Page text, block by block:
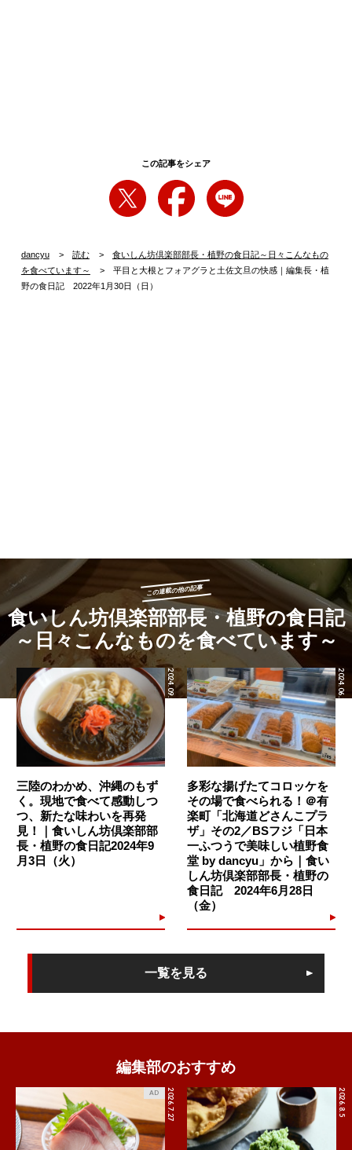
たとえば、東京・恵比寿の「小泉料理店」。小泉洋シェフが一
人でつくる料理の数々、特に食材の組み合わせやそのまとめ方
豆”から始まり、“冬野菜と酒粕スープ”“鴨焼売”“平目と大根の冷
製 フォアグラと土佐文旦”“カブと白子ムニエル 葛餡ゆずの香
り”“鰆のロースト ソースライムリーフ”“山形牛と赤牛タンの炭
どれも、香りと温度と食感のバリエーションを伴った食材の組
み合わせが楽しいのですが、中でも“平目と大根の冷製 フォア
グラと土佐文旦”は口に入れた瞬間、目を見開いてしまいまし
た。平目と大根のやさしくてしたたかな食感の組み合わせだけ
でも絶妙なのに、それらをフォアグラのコクが妖艶に絡みつつ
まとめてくれて、ふと油断すると土佐分担の爽やかな酸味が横
切る……心地よい快感に浸ってしまいました。これは日本酒
こんな斬新かつ鮮烈な料理が次々と出てくるのですが、小泉シ
ェフは何事もなかったかのように淡々飄々と料理をつくりま
す。センスと技術とフランスでの豊富な経験（料理だけでな
く、いろいろヤバい状況になったこともあるとか……）があっ
てこその料理かもしれませんが、また次が楽しみになりまし
この記事をシェア
dancyu 読む
食いしん坊倶楽部部長・植野の食日記～日々こんなもの
を食べています～
平目と大根とフォアグラと土佐文旦の快感｜編集長・植
野の食日記 2022年1月30日（日）
この連載の他の記事
食いしん坊倶楽部部長・植野の食日記
～日々こんなものを食べています～
2024.09.03
三陸のわかめ、沖縄のもず
く。現地で食べて感動しつ
つ、新たな味わいを再発
見！｜食いしん坊倶楽部部
長・植野の食日記2024年9
月3日（火）
2024.06.28
多彩な揚げたてコロッケを
その場で食べられる！＠有
楽町「北海道どさんこプラ
ザ」その2／BSフジ「日本
一ふつうで美味しい植野食
堂 by dancyu」から｜食い
しん坊倶楽部部長・植野の
食日記 2024年6月28日
（金）
一覧を見る
編集部のおすすめ
2026.7.27
AD 2026.8.5